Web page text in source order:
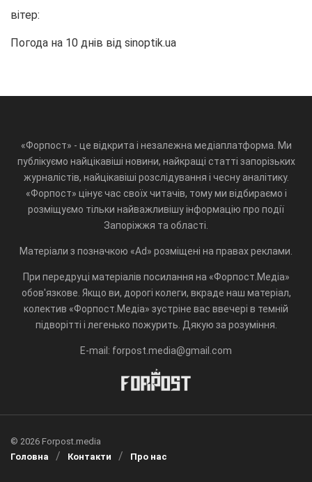
вітер:
Погода на 10 днів від sinoptik.ua
«Форпост» - це відкрита і незалежна медіаплатформа. Ми
публікуємо найцікавіші новини, найкращі статті запорізьких
журналістів, найцікавіші розслідування і чесну аналітику.
«Форпост» цінує час своїх читачів, тому ми відбираємо і
розміщуємо тільки найважливішу інформацію про події
Запоріжжя та області.
Матеріали з позначкою «Ad» розміщені на правах реклами.
При передруці матеріалів посилання на «Форпост.Медіа»
обов'язкове. Якщо ви, дорогі колеги, вкраде наш матеріал,
колектив «Форпост.Медіа» зустріне вас ввечері в темній
підворітті і легенько пожурить. Дякую за розуміння.
E-mail: forpost.media@gmail.com
© 2026 Forpost.media
Головна
Контакти Про нас